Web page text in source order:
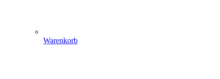
Warenkorb